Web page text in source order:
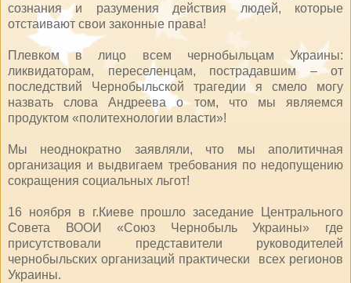
сознания и разумения действия людей, которые
отстаивают свои законные права!
Плевком в лицо всем чернобыльцам Украины:
ликвидаторам, переселенцам, пострадавшим – от
последствий Чернобыльской трагедии я смело могу
назвать слова Андреева о том, что мы являемся
продуктом «политехнологии власти»!
Мы неоднократно заявляли, что мы аполитичная
организация и выдвигаем требования по недопущению
сокращения социальных льгот!
16 ноября в г.Киеве прошло заседание Центрального
Совета ВООИ «Союз Чернобыль Украины» где
присутствовали представители руководителей
чернобыльских организаций практически всех регионов
Украины.